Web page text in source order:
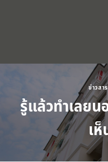
ข่าวสา
รู้แล้วทำเลยน
เ